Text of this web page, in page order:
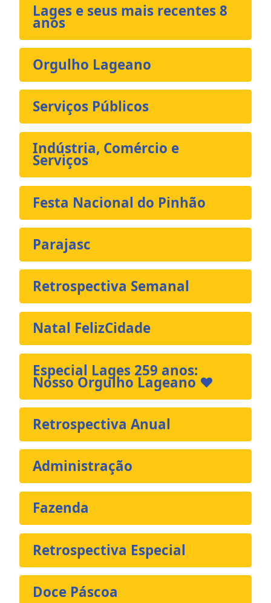
Lages e seus mais recentes 8
anos
Orgulho Lageano
Serviços Públicos
Indústria, Comércio e
Serviços
Festa Nacional do Pinhão
Parajasc
Retrospectiva Semanal
Natal FelizCidade
Especial Lages 259 anos:
Nosso Orgulho Lageano ❤️
Retrospectiva Anual
Administração
Fazenda
Retrospectiva Especial
Doce Páscoa